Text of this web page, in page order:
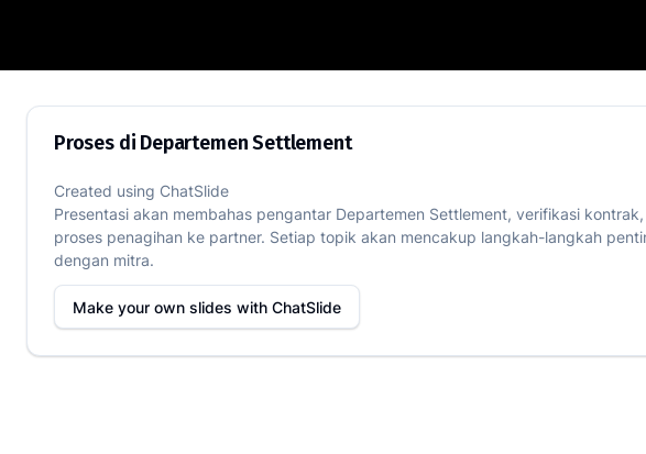
Proses di Departemen Settlement
Proses di Departemen Settlement
Created using ChatSlide
Presentasi akan membahas pengantar Departemen Settlement, verifikasi
proses penagihan ke partner. Setiap topik akan mencakup langkah-langkah
dengan mitra.
Make your own slides with ChatSlide